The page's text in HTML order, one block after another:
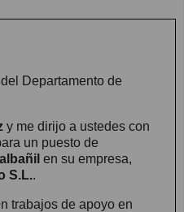
Departamento de
y me dirijo a ustedes con
un puesto de
en su empresa,
S.L..
trabajos de apoyo en